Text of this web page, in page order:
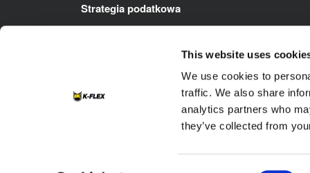
This website uses
We use cookies to
traffic. We also share
analytics partners who
they’ve collected from
Strategia podatkowa
Polityka Cookie